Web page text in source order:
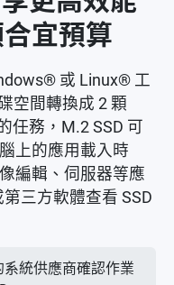
宜預算
或 Linux® 工
空間轉換成 2 顆
任務，M.2 SSD 可
上的應用載入時
編輯、伺服器等應
三方軟體查看 SSD
統供應商確認作業